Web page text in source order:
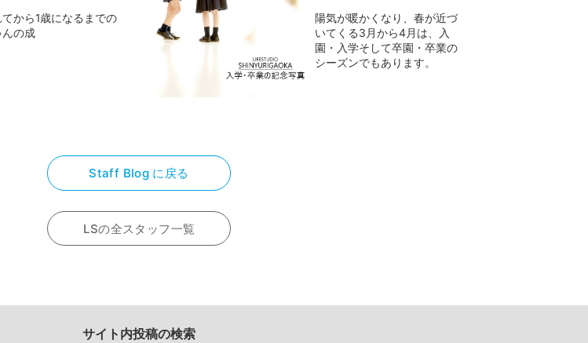
から1歳になるまでの
の成
陽気が暖かくなり、春が近づ
いてくる3月から4月は、入
園・入学そして卒園・卒業の
シーズンでもあります。
Staff Blog に戻る
LSの全スタッフ一覧
サイト内投稿の検索